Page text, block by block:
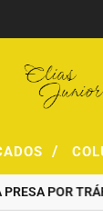
/
POR TRÁFICO